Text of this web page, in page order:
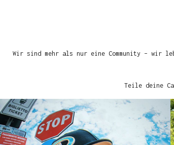
Wir sind mehr als nur eine Community – wir
Teile deine